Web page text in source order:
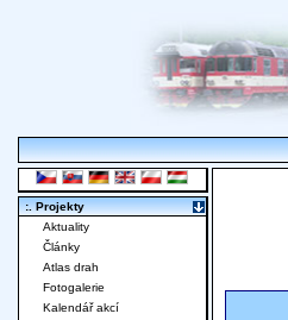
:. Projekty
Aktuality
Články
Atlas drah
Fotogalerie
Kalendář akcí